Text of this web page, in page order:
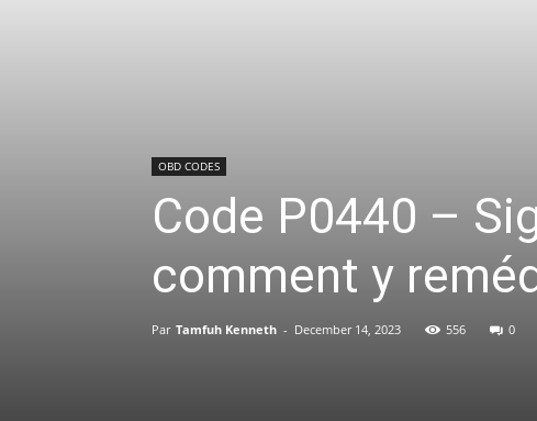
OBD CODES
Code P0440 –
comment y
Par Tamfuh Kenneth - December 14, 2023 556 0